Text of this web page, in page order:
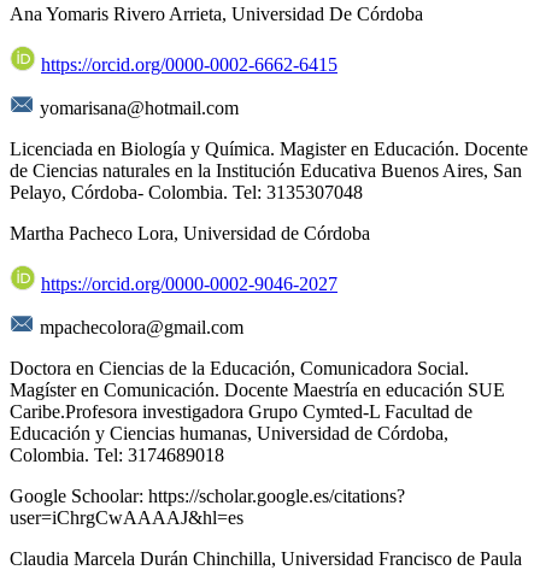
Ana Yomaris Rivero Arrieta, Universidad De Córdoba
https://orcid.org/0000-0002-6662-6415
yomarisana@hotmail.com
Licenciada en Biología y Química. Magister en Educación. Docente
de Ciencias naturales en la Institución Educativa Buenos Aires, San
Pelayo, Córdoba- Colombia. Tel: 3135307048
Martha Pacheco Lora, Universidad de Córdoba
https://orcid.org/0000-0002-9046-2027
mpachecolora@gmail.com
Doctora en Ciencias de la Educación, Comunicadora Social.
Magíster en Comunicación. Docente Maestría en educación SUE
Caribe.Profesora investigadora Grupo Cymted-L Facultad de
Educación y Ciencias humanas, Universidad de Córdoba,
Colombia. Tel: 3174689018
Google Schoolar: https://scholar.google.es/citations?
user=iChrgCwAAAAJ&hl=es
Claudia Marcela Durán Chinchilla, Universidad Francisco de Paula